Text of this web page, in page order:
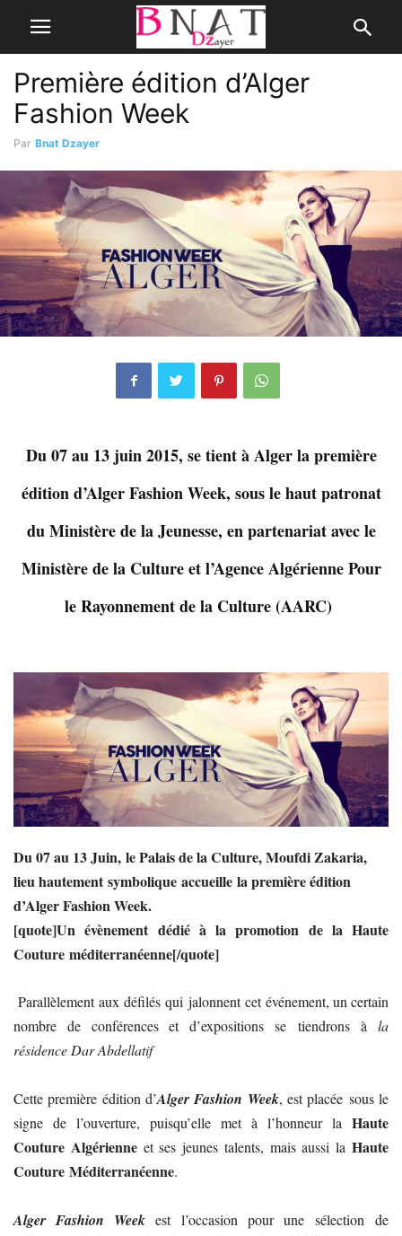
Première édition d’Alger
Fashion Week
Par Bnat Dzayer
Du 07 au 13 juin 2015, se tient à Alger la première
édition d’Alger Fashion Week, sous le haut patronat
du Ministère de la Jeunesse, en partenariat avec le
Ministère de la Culture et l’Agence Algérienne Pour
le Rayonnement de la Culture (AARC)
Du 07 au 13 Juin, le Palais de la Culture, Moufdi Zakaria,
lieu hautement symbolique accueille la première édition
d’Alger Fashion Week.
[quote]Un évènement dédié à la promotion de la Haute
Couture méditerranéenne[/quote]
Parallèlement aux défilés qui jalonnent cet événement, un certain
nombre de conférences et d’expositions se tiendrons à la
résidence Dar Abdellatif
Cette première édition d’Alger Fashion Week, est placée sous le
signe de l’ouverture, puisqu’elle met à l’honneur la Haute
Couture Algérienneet ses jeunes talents, mais aussi laHaute
Couture Méditerranéenne.
Alger Fashion Week est l’occasion pour une sélection de